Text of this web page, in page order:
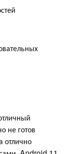
не готов
отлично